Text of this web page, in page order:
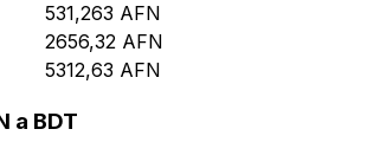
531,263 AFN
2656,32 AFN
5312,63 AFN
a BDT